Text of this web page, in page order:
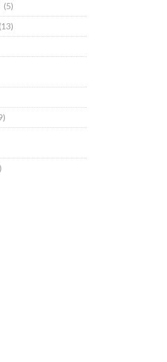
(5)
(13)